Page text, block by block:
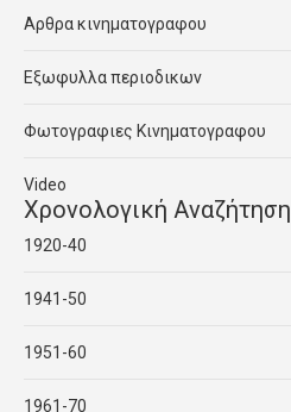
Αρθρα κινηματογραφου
Εξωφυλλα περιοδικων
Φωτογραφιες Κινηματογραφου
Video
Χρονολογική Αναζήτηση
1920-40
1941-50
1951-60
1961-70